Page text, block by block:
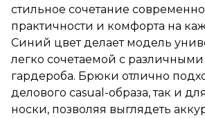
стильное сочетание
практичности и комфорта на
Синий цвет делает модель
легко сочетаемой с
гардероба. Брюки отлично
делового casual-образа, так и
носки, позволяя выглядеть